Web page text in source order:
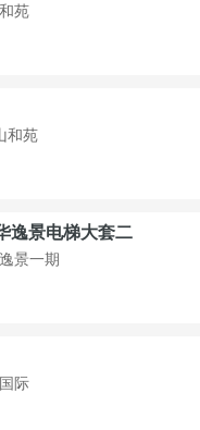
苑
和苑
逸景电梯大套二
景一期
际